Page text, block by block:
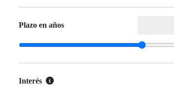
Plazo en años
Interés